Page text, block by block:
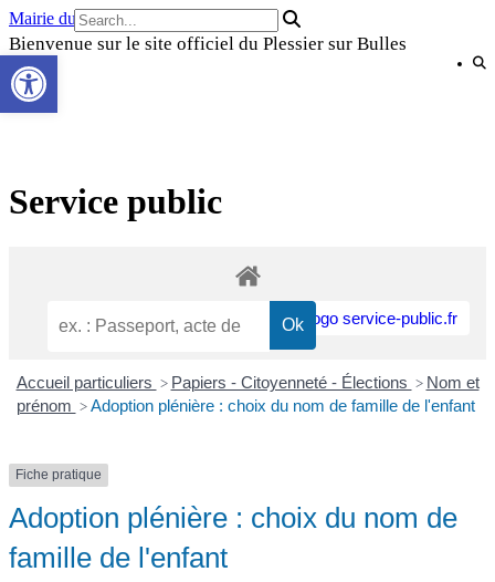
Skip
to
content
Mairie du Plessier sur Bulles
Bienvenue sur le site officiel du Plessier sur Bulles
Service public
Accueil particuliers > Papiers - Citoyenneté - Élections > Nom et
prénom > Adoption plénière : choix du nom de famille de l'enfant
Fiche pratique
Adoption plénière : choix du nom de
famille de l'enfant
Ouvrir la barre d’outils